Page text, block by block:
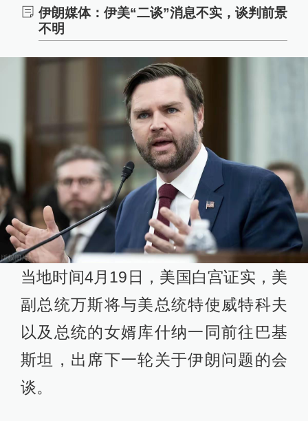
07:23
伊朗称击落一架美军MQ-9无人机
查看详情
伊朗伊斯兰革命卫队称攻击并摧毁两艘“违规
查看详情
09:47
伊朗外长：伊朗永远是霍尔木兹海峡的守护
者
查看详情
09:12
伊方：位于约旦的美军基地遭到导弹袭击
查看详情
08:45
伊媒：伊朗袭击美海军第五舰队司令部
查看详情
伊朗媒体：伊美“二谈”消息不实，谈判前景
不明
当地时间4月19日，美国白宫证实，美
副总统万斯将与美总统特使威特科夫
以及总统的女婿库什纳一同前往巴基
斯坦，出席下一轮关于伊朗问题的会
谈。